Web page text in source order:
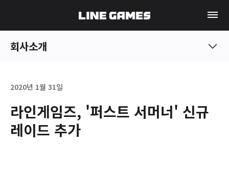
회사소개
2020년 1월 31일
라인게임즈, '퍼스트 서머너' 신규
레이드 추가